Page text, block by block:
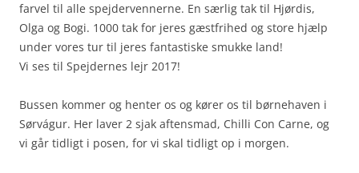
farvel til alle spejdervennerne. En særlig tak til Hjørdis,
Olga og Bogi. 1000 tak for jeres gæstfrihed og store hjælp
under vores tur til jeres fantastiske smukke land!
Vi ses til Spejdernes lejr 2017!
Bussen kommer og henter os og kører os til børnehaven i
Sørvágur. Her laver 2 sjak aftensmad, Chilli Con Carne, og
vi går tidligt i posen, for vi skal tidligt op i morgen.